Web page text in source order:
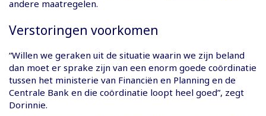
andere maatregelen.
Verstoringen voorkomen
“Willen we geraken uit de situatie waarin we zijn beland
dan moet er sprake zijn van een enorm goede coördinatie
tussen het ministerie van Financiën en Planning en de
Centrale Bank en die coördinatie loopt heel goed”, zegt
Dorinnie.